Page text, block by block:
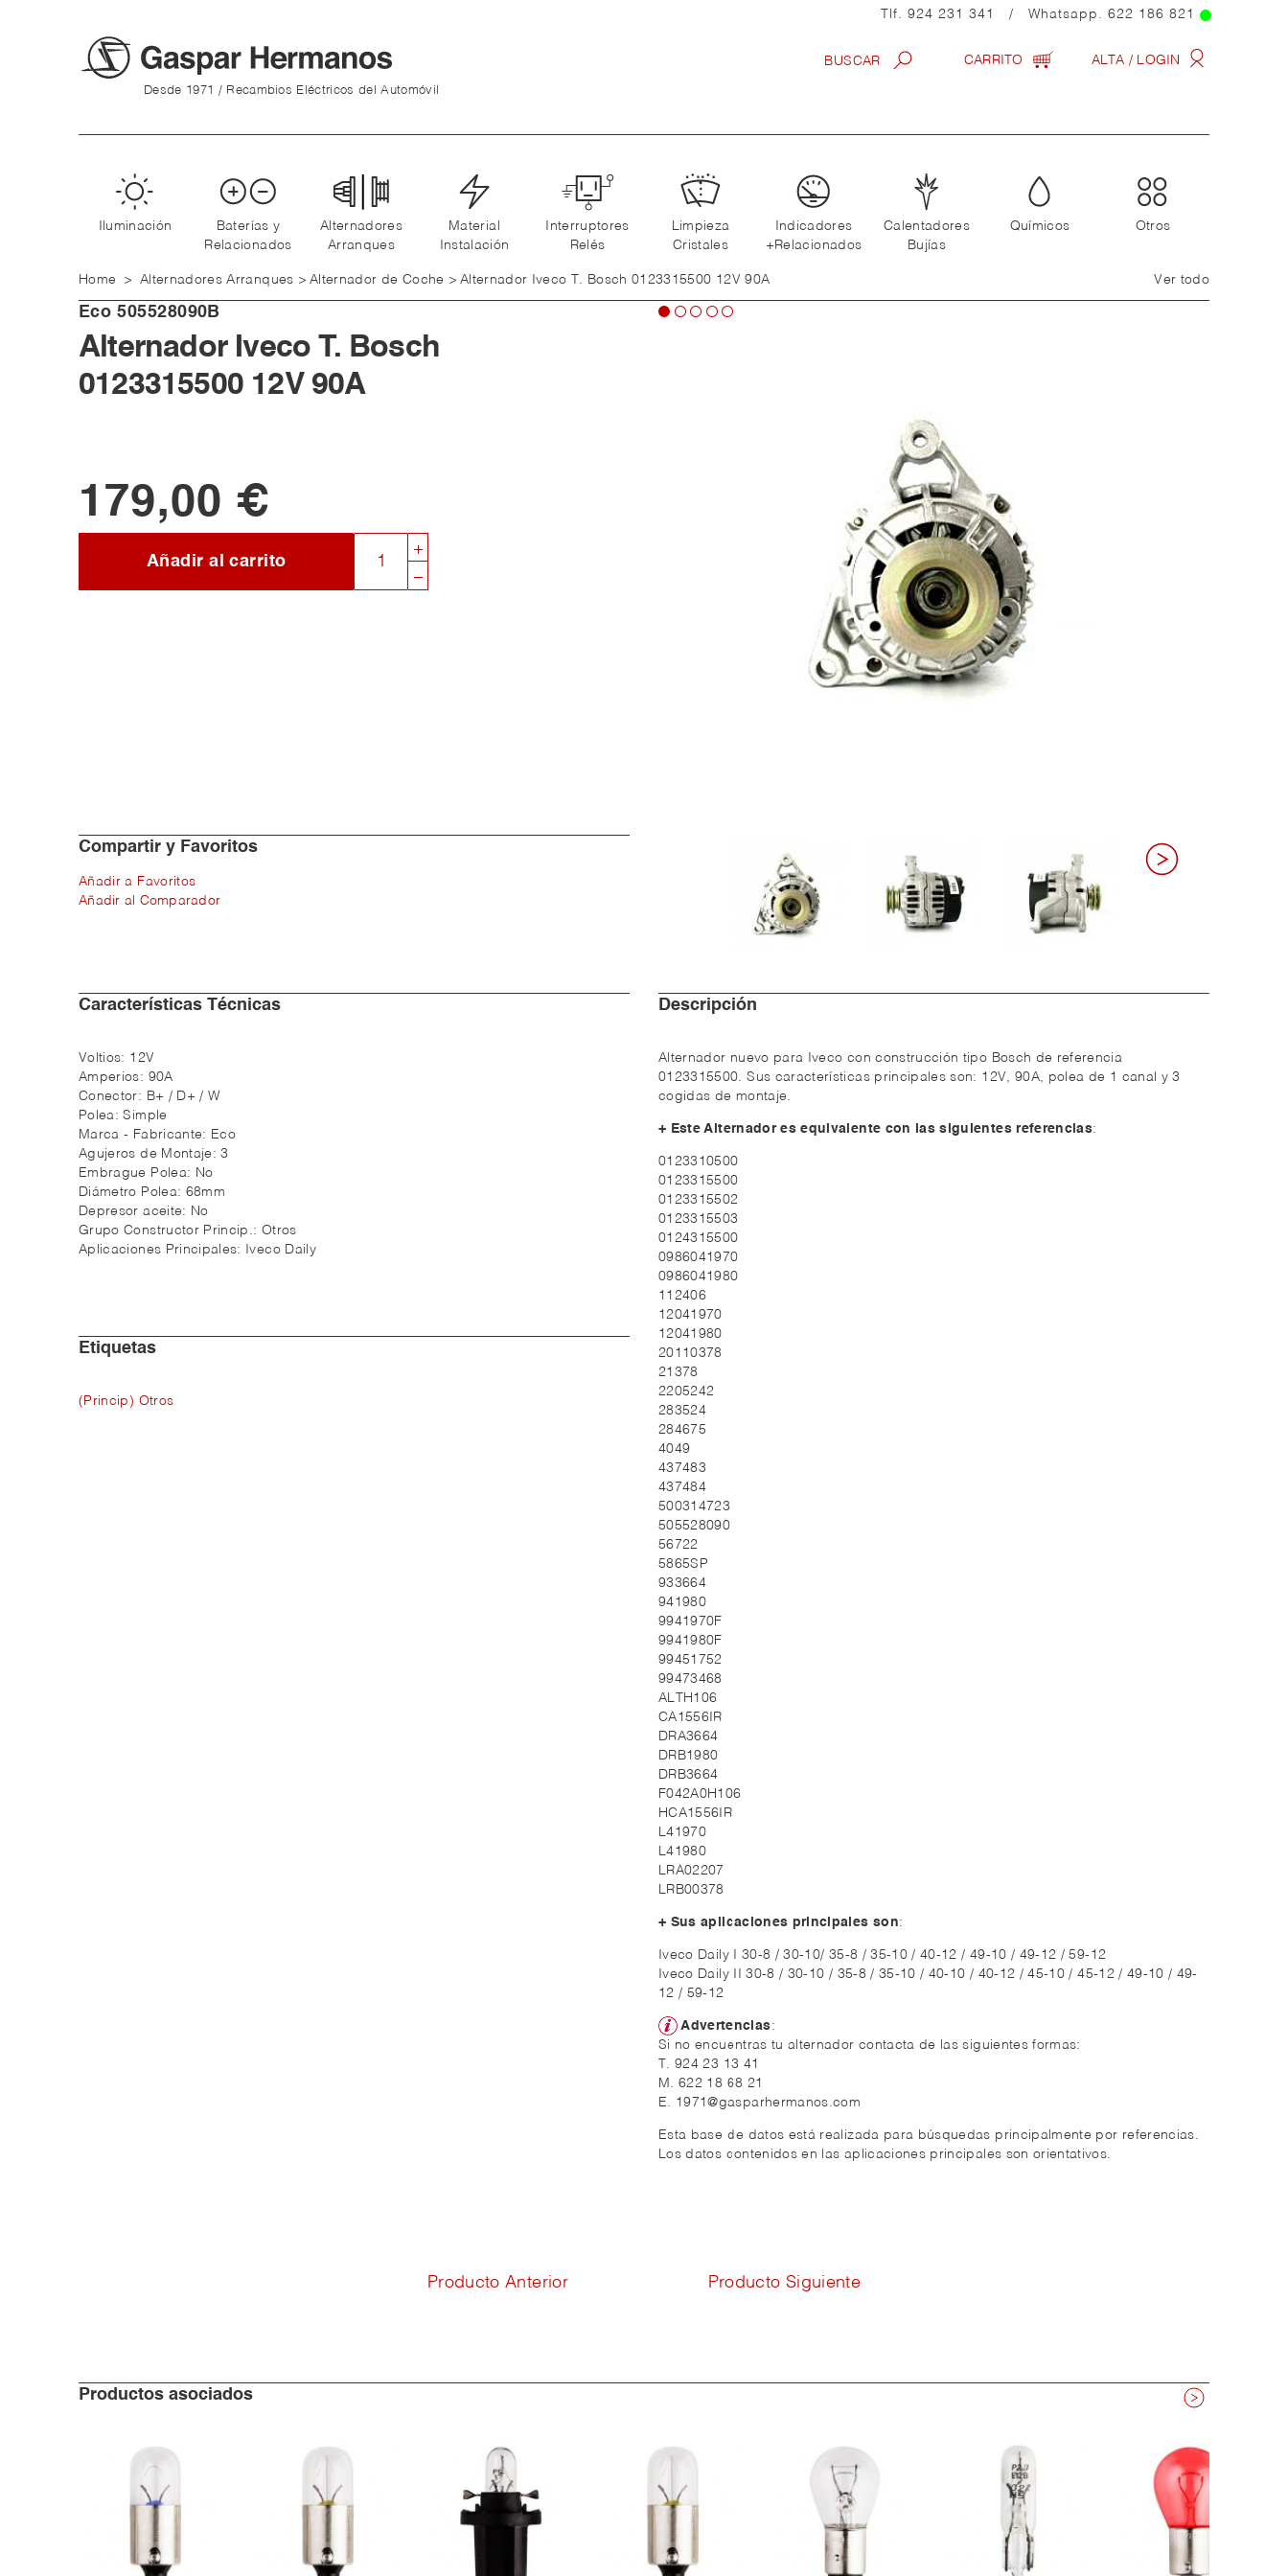
Tlf. 924 231 341 / Whatsapp. 622 186 821
Desde 1971 / Recambios Eléctricos del Automóvil
ALTA / LOGIN
CARRITO
Iluminación
Baterías y
Relacionados
Alternadores
Arranques
Material
Instalación
Interruptores
Relés
Limpieza
Cristales
Indicadores
+Relacionados
Calentadores
Bujías
Químicos Otros
Ver todo
Home > Alternadores Arranques > Alternador de Coche > Alternador Iveco T. Bosch 0123315500 12V 90A
Eco 505528090B
Alternador Iveco T. Bosch
0123315500 12V 90A
179,00 €
Añadir al carrito
Compartir y Favoritos
Añadir a Favoritos
Añadir al Comparador
Características Técnicas
Voltios: 12V
Amperios: 90A
Conector: B+ / D+ / W
Polea:Simple
Marca - Fabricante: Eco
Agujeros de Montaje:3
Embrague Polea: No
Diámetro Polea: 68mm
Depresor aceite: No
Grupo Constructor Princip.: Otros
Aplicaciones Principales:
Iveco Daily
Etiquetas
(Princip) Otros
Descripción
Alternador nuevo para Iveco con construcción tipo Bosch de referencia
0123315500. Sus características principales son: 12V, 90A, polea de 1 canal y 3
cogidas de montaje.
+ Este Alternador es equivalente con las siguientes referencias:
0123310500
0123315500
0123315502
0123315503
0124315500
0986041970
0986041980
112406
12041970
12041980
20110378
21378
2205242
283524
284675
4049
437483
437484
500314723
505528090
56722
5865SP
933664
941980
9941970F
9941980F
99451752
99473468
ALTH106
CA1556IR
DRA3664
DRB1980
DRB3664
F042A0H106
HCA1556IR
L41970
L41980
LRA02207
LRB00378
+ Sus aplicaciones principales son:
Iveco Daily I 30-8 / 30-10/ 35-8 / 35-10 / 40-12 / 49-10 / 49-12 / 59-12
Iveco Daily II 30-8 / 30-10 / 35-8 / 35-10 / 40-10 / 40-12 / 45-10 / 45-12 / 49-10 / 49-
12 / 59-12
Advertencias:
Si no encuentras tu alternador contacta de las siguientes formas:
T. 924 23 13 41
M. 622 18 68 21
E. 1971@gasparhermanos.com
Esta base de datos está realizada para búsquedas principalmente por referencias.
Los datos contenidos en las aplicaciones principales son orientativos.
Producto Anterior Producto Siguiente
Productos asociados